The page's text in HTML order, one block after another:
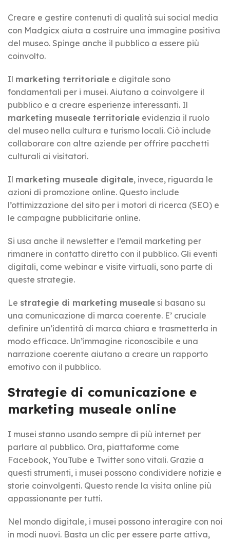
Creare e gestire contenuti di qualità sui social media
con Madgicx aiuta a costruire una immagine positiva
del museo. Spinge anche il pubblico a essere più
coinvolto.
Il marketing territoriale e digitale sono
fondamentali per i musei. Aiutano a coinvolgere il
pubblico e a creare esperienze interessanti. Il
marketing museale territoriale evidenzia il ruolo
del museo nella cultura e turismo locali. Ciò include
collaborare con altre aziende per offrire pacchetti
culturali ai visitatori.
Il marketing museale digitale, invece, riguarda le
azioni di promozione online. Questo include
l’ottimizzazione del sito per i motori di ricerca (SEO) e
le campagne pubblicitarie online.
Si usa anche il newsletter e l’email marketing per
rimanere in contatto diretto con il pubblico. Gli eventi
digitali, come webinar e visite virtuali, sono parte di
queste strategie.
Le strategie di marketing museale si basano su
una comunicazione di marca coerente. E’ cruciale
definire un’identità di marca chiara e trasmetterla in
modo efficace. Un’immagine riconoscibile e una
narrazione coerente aiutano a creare un rapporto
emotivo con il pubblico.
Strategie di comunicazione e
marketing museale online
I musei stanno usando sempre di più internet per
parlare al pubblico. Ora, piattaforme come
Facebook, YouTube e Twitter sono vitali. Grazie a
questi strumenti, i musei possono condividere notizie e
storie coinvolgenti. Questo rende la visita online più
appassionante per tutti.
Nel mondo digitale, i musei possono interagire con noi
in modi nuovi. Basta un clic per essere parte attiva,